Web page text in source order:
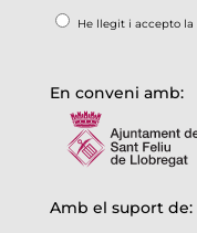
He llegit i accepto la
En conveni amb:
Amb el suport de: